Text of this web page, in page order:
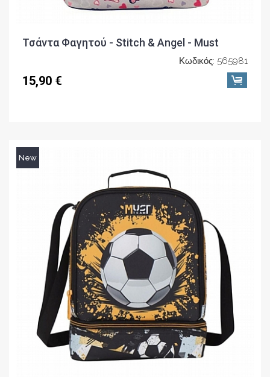
Τσάντα Φαγητού - Stitch & Angel - Must
Κωδικός: 565981
15,90 €
New